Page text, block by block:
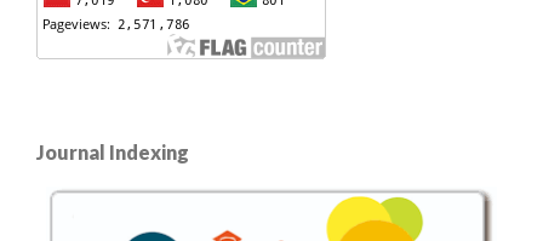
Journal Indexing